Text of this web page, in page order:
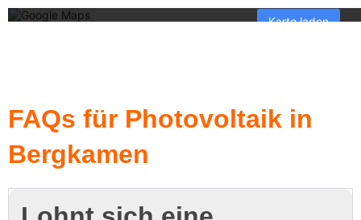
Karte laden
FAQs für Photovoltaik in
Bergkamen